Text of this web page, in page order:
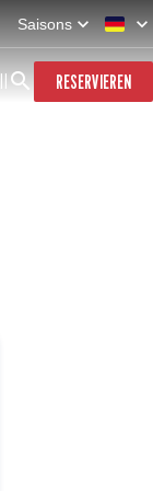
Saisons
RESERVIEREN